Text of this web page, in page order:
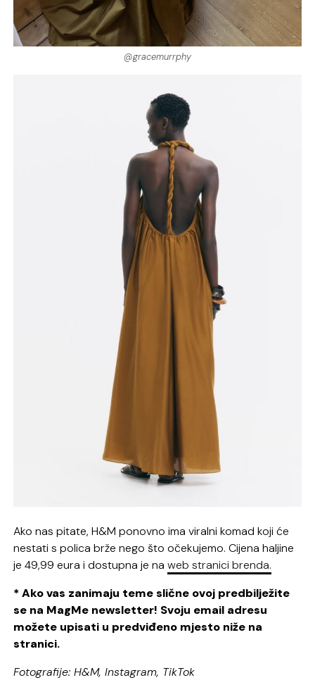
@gracemurrphy
Ako nas pitate, H&M ponovno ima viralni komad koji će
nestati s polica brže nego što očekujemo. Cijena haljine
je 49,99 eura i dostupna je naweb stranici brenda.
* Ako vas zanimaju teme slične ovoj predbilježite
se na MagMe newsletter! Svoju email adresu
možete upisati u predviđeno mjesto niže na
stranici.
Fotografije: H&M, Instagram, TikTok